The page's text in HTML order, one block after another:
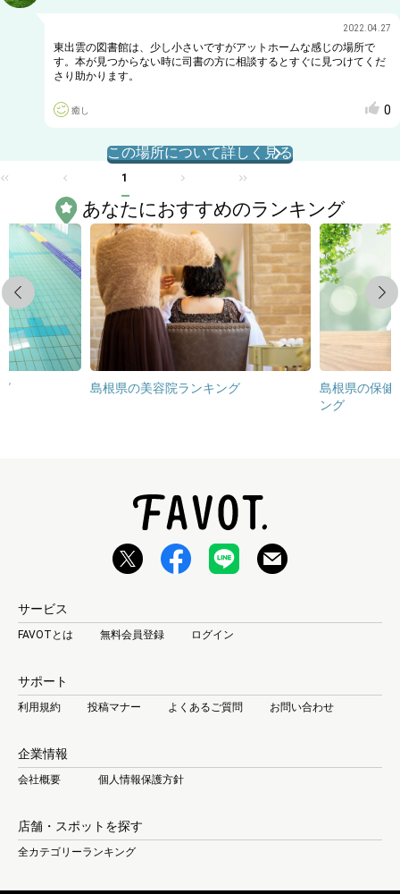
2022.04.27
東出雲の図書館は、少し小さいですがアットホームな感じの場所で
す。本が見つからない時に司書の方に相談するとすぐに見つけてくだ
さり助かります。
癒し 0
この場所について詳しく見る
1
あなたにおすすめのランキング
Previous
島根県の美容院ランキング
島根県の保健
ング
Next
サービス
FAVOTとは 無料会員登録 ログイン
サポート
利用規約 投稿マナー よくあるご質問 お問い合わせ
企業情報
会社概要 個人情報保護方針
店舗・スポットを探す
全カテゴリーランキング